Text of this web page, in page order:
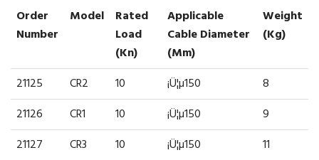
Order
Number
Model
Rated
Load
(kn)
Applicable
Cable Diameter
(mm)
Weight
(kg)
21125 CR2 10 ¡Ü¦µ150
8
21126
CR1 10 ¡Ü¦µ150
9
21127
CR3 10 ¡Ü¦µ150 11